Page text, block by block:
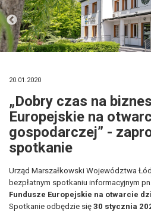
20.01.2020
„Dobry czas na
Europejskie na
gospodarczej” -
spotkanie
Urząd Marszałkowski Województwa
bezpłatnym spotkaniu informacyjnym pn.
Fundusze Europejskie na otwarcie
Spotkanie odbędzie się 30 stycznia